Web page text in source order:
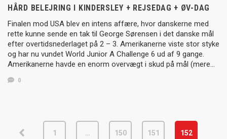
HÅRD BELEJRING I KINDERSLEY + REJSEDAG + ØV-DAG
Finalen mod USA blev en intens affære, hvor danskerne med
rette kunne sende en tak til George Sørensen i det danske mål
efter overtidsnederlaget på 2 – 3. Amerikanerne viste stor styke
og har nu vundet World Junior A Challenge 6 ud af 9 gange.
Amerikanerne havde en enorm overvægt i skud på mål (mere…
0
1 … 150 151 152